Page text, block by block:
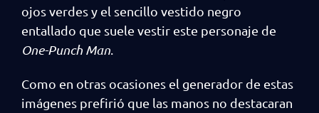
ojos verdes y el sencillo vestido negro
entallado que suele vestir este personaje de
One-Punch Man
Como en otras ocasiones el generador de estas
imágenes prefirió que las manos no destacaran